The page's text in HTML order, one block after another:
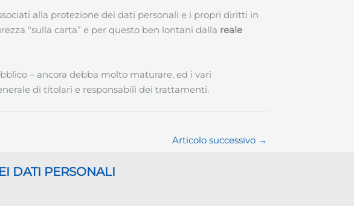
alla protezione dei dati personali e i propri diritti in
“sulla carta” e per questo ben lontani dalla reale
– ancora debba molto maturare, ed i vari
di titolari e responsabili dei trattamenti.
Articolo successivo →
DATI PERSONALI